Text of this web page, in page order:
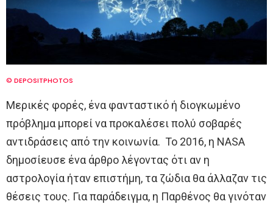
© DEPOSITPHOTOS
Μερικές φορές, ένα φανταστικό ή διογκωμένο
πρόβλημα μπορεί να προκαλέσει πολύ σοβαρές
αντιδράσεις από την κοινωνία. Το 2016, η NASA
δημοσίευσε ένα άρθρο λέγοντας ότι αν η
αστρολογία ήταν επιστήμη, τα ζώδια θα άλλαζαν τις
θέσεις τους. Για παράδειγμα, η Παρθένος θα γινόταν